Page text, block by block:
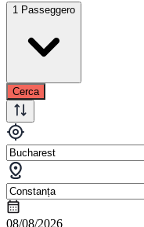
1 Passeggero
Cerca
08/08/2026